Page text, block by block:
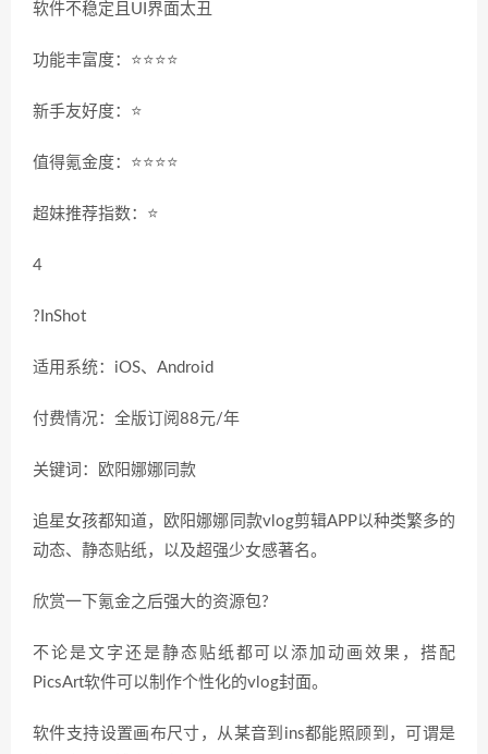
软件不稳定且UI界面太丑
功能丰富度：⭐️⭐️⭐️⭐️
新手友好度：⭐️
值得氪金度：⭐️⭐️⭐️⭐️
超妹推荐指数：⭐️
4
?InShot
适用系统：iOS、Android
付费情况：全版订阅88元/年
关键词：欧阳娜娜同款
追星女孩都知道，欧阳娜娜同款vlog剪辑APP以种类繁多的
动态、静态贴纸，以及超强少女感著名。
欣赏一下氪金之后强大的资源包?
不论是文字还是静态贴纸都可以添加动画效果，搭配
PicsArt软件可以制作个性化的vlog封面。
软件支持设置画布尺寸，从某音到ins都能照顾到，可谓是